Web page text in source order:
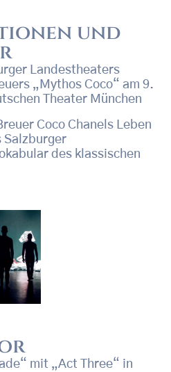
und
Landestheaters
„Mythos Coco“ am 9.
Theater München
Coco Chanels Leben
Salzburger
des klassischen
mit „Act Three“ in